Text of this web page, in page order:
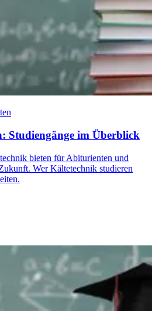
Studiengänge im Überblick
bieten für Abiturienten und
Wer Kältetechnik studieren